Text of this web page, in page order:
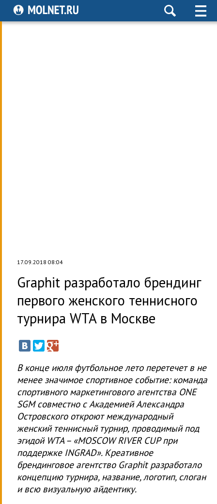
17.09.2018 08:04
Graphit разработало брендинг
первого женского теннисного
турнира WTA в Москве
В конце июля футбольное лето перетечет в не
менее значимое спортивное событие: команда
спортивного маркетингового агентства ONE
SGM совместно с Академией Александра
Островского откроют международный
женский теннисный турнир, проводимый под
эгидой WTA – «MOSCOW RIVER CUP при
поддержке INGRAD». Креативное
брендинговое агентство Graphit разработало
концепцию турнира, название, логотип, слоган
и всю визуальную айдентику.